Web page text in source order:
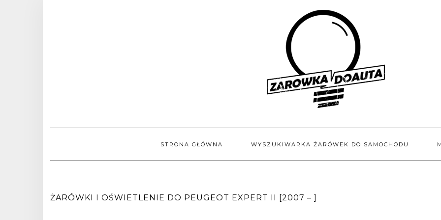
STRONA GŁÓWNA WYSZUKIWARKA ŻARÓWEK DO SAMOCHODU
ŻARÓWKI I OŚWIETLENIE DO PEUGEOT EXPERT II [2007 – ]